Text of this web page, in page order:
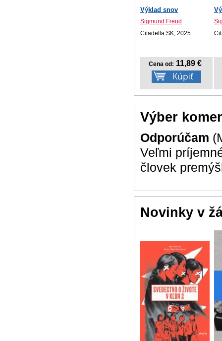
Výklad snov
Sigmund Freud
Citadella SK, 2025
Cena od: 11,89 €
Výber
Odporúčam
Veľmi
človek
Novinky v